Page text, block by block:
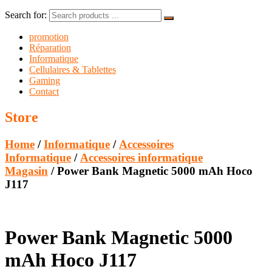
Search for:
promotion
Réparation
Informatique
Cellulaires & Tablettes
Gaming
Contact
Store
Home /Informatique / Accessoires
Informatique / Accessoires informatique
Magasin / Power Bank Magnetic 5000 mAh Hoco
J117
Power Bank Magnetic 5000
mAh Hoco J117